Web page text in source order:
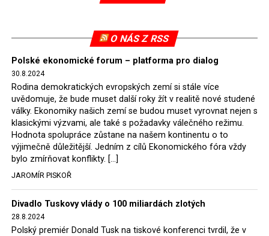
2022, než byl tento případ z důvodu uzavření dohody
Polska s Českou republikou o odstranění příčin sporu o
důl Turów vymazán z rejstříku tribunálu. Celkem si
Polsko nechalo z přiznaných evropských fondů odečíst
asi 70 milionů eur na pokutách a 45 milionů eur
zaplatilo jako odškodnění České republice – ale jak důl,
tak elektrárna nadále fungovaly. Už tehdy zástupci
tehdejší opozice a dnes vládnoucí koalice, jako
místopředseda Občanské platformy (PO) Rafał
Hołownia, přímo řekli, že by se polská vláda měla
tomuto rozhodnutí podřídit.
O NÁS Z RSS
Polské ekonomické forum – platforma pro dialog
30.8.2024
Rodina demokratických evropských zemí si stále více
uvědomuje, že bude muset další roky žít v realitě nové studené
války. Ekonomiky našich zemí se budou muset vyrovnat nejen s
klasickými výzvami, ale také s požadavky válečného režimu.
Hodnota spolupráce zůstane na našem kontinentu o to
výjimečně důležitější. Jedním z cílů Ekonomického fóra vždy
bylo zmírňovat konflikty. […]
JAROMÍR PISKOŘ
Divadlo Tuskovy vlády o 100 miliardách zlotých
28.8.2024
Polský premiér Donald Tusk na tiskové konferenci tvrdil, že v